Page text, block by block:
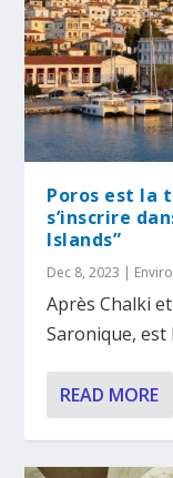
Poros est la
s’inscrire
Islands”
Dec 8, 2023 |
Après Chalki
Saronique, est
READ MORE